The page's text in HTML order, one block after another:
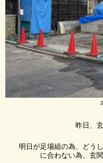
昨日、
明日が足場組の為、どう
に合わない為、玄